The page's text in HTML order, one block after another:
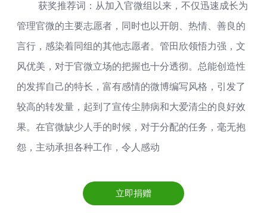
获奖推荐词：从加入官微组以来，不仅迅速成长为
管理官微的主要志愿者，同时也以开朗、热情、善良的
言行，感染着同组的其他志愿者。管田欣领悟力强，文
风优美，对于官微立场的把握也十分透彻。总能创造性
的发挥自己的特长，富有感情的微博编写风格，引发了
较高的转发量，起到了宣传尘肺病和大爱清尘的良好效
果。在官微缺少人手的时候，对于分配的任务，毫无抱
怨，主动承担各种工作，令人感动
立即捐赠